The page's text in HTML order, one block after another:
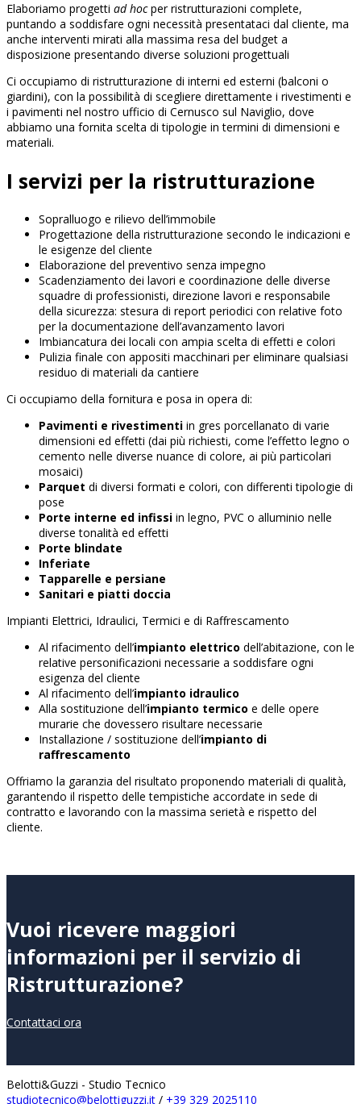
Elaboriamo progetti ad hocper ristrutturazioni complete,
puntando a soddisfare ogni necessità presentataci dal cliente, ma
anche interventi mirati alla massima resa del budget a
disposizione presentando diverse soluzioni progettuali
Ci occupiamo di ristrutturazione di interni ed esterni (balconi o
giardini), con la possibilità di scegliere direttamente i rivestimenti e
i pavimenti nel nostro ufficio di Cernusco sul Naviglio, dove
abbiamo una fornita scelta di tipologie in termini di dimensioni e
materiali.
I servizi per la ristrutturazione
Sopralluogo e rilievo dell’immobile
Progettazione della ristrutturazione secondo le indicazioni e
le esigenze del cliente
Elaborazione del preventivo senza impegno
Scadenziamento dei lavori e coordinazione delle diverse
squadre di professionisti, direzione lavori e responsabile
della sicurezza: stesura di report periodici con relative foto
per la documentazione dell’avanzamento lavori
Imbiancatura dei locali con ampia scelta di effetti e colori
Pulizia finale con appositi macchinari per eliminare qualsiasi
residuo di materiali da cantiere
Ci occupiamo della fornitura e posa in opera di:
Pavimenti e rivestimenti in gres porcellanato di varie
dimensioni ed effetti (dai più richiesti, come l’effetto legno o
cemento nelle diverse nuance di colore, ai più particolari
mosaici)
Parquet di diversi formati e colori, con differenti tipologie di
pose
Porte interne ed infissi in legno, PVC o alluminio nelle
diverse tonalità ed effetti
Porte blindate
Inferiate
Tapparelle e persiane
Sanitari e piatti doccia
Impianti Elettrici, Idraulici, Termici e di Raffrescamento
Al rifacimento dell’impianto elettrico dell’abitazione, con le
relative personificazioni necessarie a soddisfare ogni
esigenza del cliente
Al rifacimento dell’impianto idraulico
Alla sostituzione dell’impianto termico e delle opere
murarie che dovessero risultare necessarie
Installazione / sostituzione dell’impianto di
raffrescamento
Offriamo la garanzia del risultato proponendo materiali di qualità,
garantendo il rispetto delle tempistiche accordate in sede di
contratto e lavorando con la massima serietà e rispetto del
cliente.
Vuoi ricevere maggiori
informazioni per il servizio di
Ristrutturazione?
Contattaci ora
Belotti&Guzzi - Studio Tecnico
studiotecnico@belottiguzzi.it / +39 329 2025110‬